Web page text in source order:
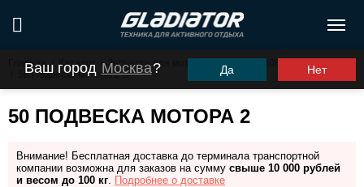
Ваш город Москва? Да Нет
Главная / Каталог Запчасти для моторов ПЛМ
G30FHS (G30FES)
50 Подвеска мотора 2
50 ПОДВЕСКА МОТОРА 2
Внимание! Бесплатная доставка до терминала транспортной
компании возможна для заказов на сумму свыше 10 000 рублей
и весом до 100 кг. Подробнее о доставке